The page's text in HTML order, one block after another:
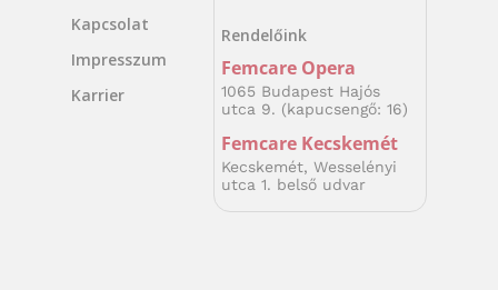
Kapcsolat
Impresszum
Karrier
Rendelőink
Femcare Opera
1065 Budapest Hajós
utca 9. (kapucsengő: 16)
Femcare Kecskemét
Kecskemét, Wesselényi
utca 1. belső udvar